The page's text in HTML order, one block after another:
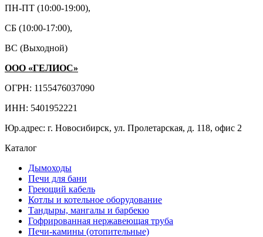
ПН-ПТ (10:00-19:00),
СБ (10:00-17:00),
ВС (Выходной)
ООО «ГЕЛИОС»
ОГРН: 1155476037090
ИНН: 5401952221
Юр.адрес: г. Новосибирск, ул. Пролетарская, д. 118, офис 2
Каталог
Дымоходы
Печи для бани
Греющий кабель
Котлы и котельное оборудование
Тандыры, мангалы и барбекю
Гофрированная нержавеющая труба
Печи-камины (отопительные)